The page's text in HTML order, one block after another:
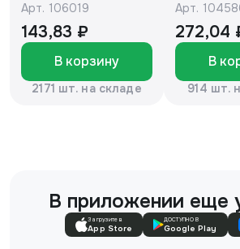
мл
Арт. 106019
143,83 ₽
В корзину
2171 шт. на складе
против
для
кожи 75 г
Арт.
272,04
В
914 шт.
В приложении еще
Загрузите в
App Store
ДОСТУПНО В
Google Play